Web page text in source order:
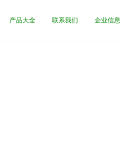
产品大全 联系我们 企业信息